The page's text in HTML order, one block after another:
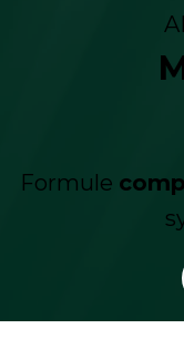
Formule